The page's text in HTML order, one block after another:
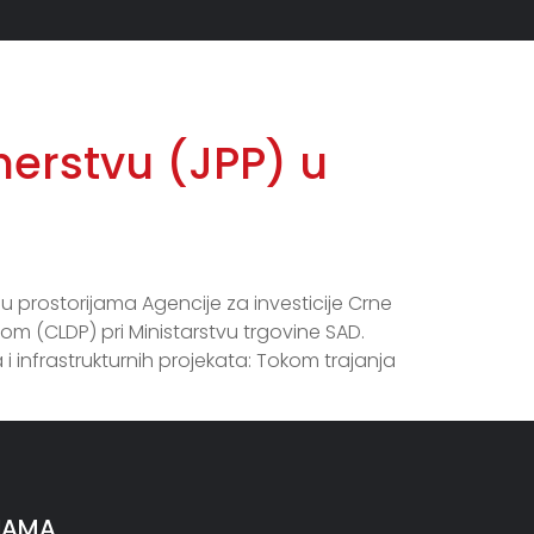
(JPP) u
prostorijama Agencije za investicije Crne
(CLDP) pri Ministarstvu trgovine SAD.
projekata: Tokom trajanja